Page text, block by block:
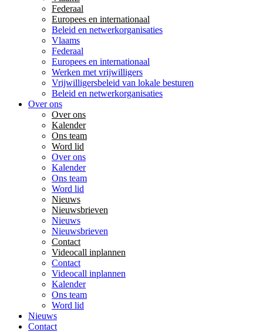
Federaal
Europees en internationaal
Beleid en netwerkorganisaties
Vlaams
Federaal
Europees en internationaal
Werken met vrijwilligers
Vrijwilligersbeleid van lokale besturen
Beleid en netwerkorganisaties
Over ons
Over ons
Kalender
Ons team
Word lid
Over ons
Kalender
Ons team
Word lid
Nieuws
Nieuwsbrieven
Nieuws
Nieuwsbrieven
Contact
Videocall inplannen
Contact
Videocall inplannen
Kalender
Ons team
Word lid
Nieuws
Contact